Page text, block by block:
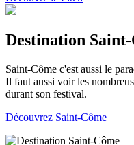
Destination Saint-
Saint-Côme c'est aussi le
Il faut aussi voir les
durant son festival.
Découvrez Saint-Côme